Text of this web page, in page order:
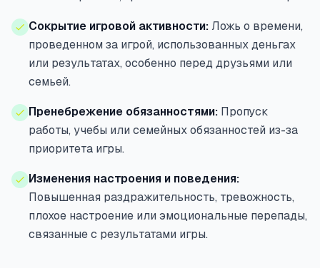
Сокрытие игровой активности: Ложь о времени,
проведенном за игрой, использованных деньгах
или результатах, особенно перед друзьями или
семьей.
Пренебрежение обязанностями: Пропуск
работы, учебы или семейных обязанностей из-за
приоритета игры.
Изменения настроения и поведения:
Повышенная раздражительность, тревожность,
плохое настроение или эмоциональные перепады,
связанные с результатами игры.